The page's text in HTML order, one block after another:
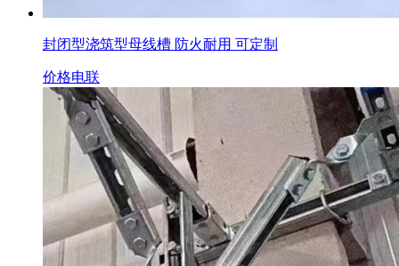
封闭型浇筑型母线槽 防火耐用 可定制
价格电联